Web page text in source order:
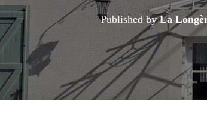
Published byLa